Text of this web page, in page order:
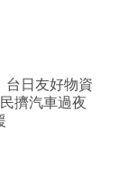
日友好物資
擠汽車過夜